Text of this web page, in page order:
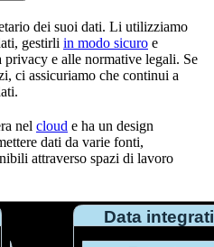
dei suoi dati. Li utilizziamo
gestirli in modo sicuro e
privacy e alle normative legali. Se
ci assicuriamo che continui a
nel cloud e ha un design
dati da varie fonti,
attraverso spazi di lavoro